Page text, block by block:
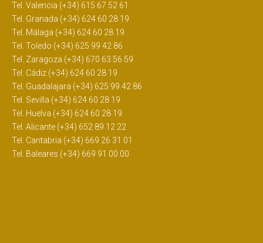
Tel. Valencia (+34) 615 67 52 61
Tel. Granada (+34) 624 60 28 19
Tel. Málaga (+34) 624 60 28 19
Tel. Toledo (+34) 625 99 42 86
Tel. Zaragoza (+34) 670 63 56 59
Tel. Cádiz (+34) 624 60 28 19
Tel. Guadalajara (+34) 625 99 42 86
Tel. Sevilla (+34) 624 60 28 19
Tel. Huelva (+34) 624 60 28 19
Tel. Alicante (+34) 652 89 12 22
Tel. Cantabria (+34) 669 26 31 01
Tel. Baleares (+34) 669 91 00 00